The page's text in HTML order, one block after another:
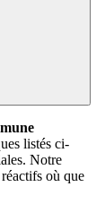
listés ci-
Notre
où que